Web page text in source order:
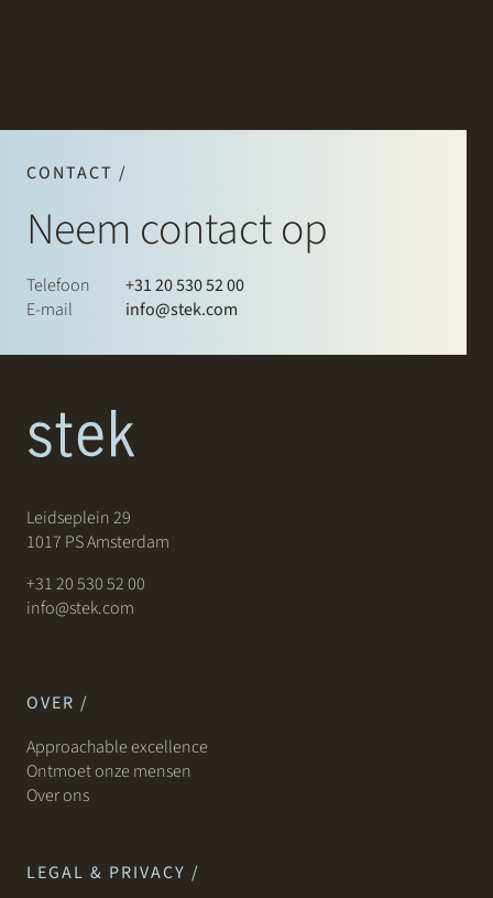
CONTACT /
Neem contact op
Telefoon
+31 20 530 52 00
E-mail
info@stek.com
Leidseplein 29
1017 PS Amsterdam
+31 20 530 52 00
info@stek.com
OVER /
Approachable excellence
Ontmoet onze mensen
Over ons
LEGAL & PRIVACY /